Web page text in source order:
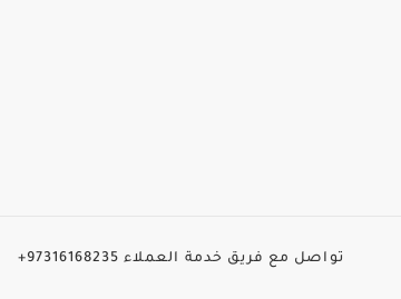
تواصل مع فريق خدمة العملاء 97316168235+